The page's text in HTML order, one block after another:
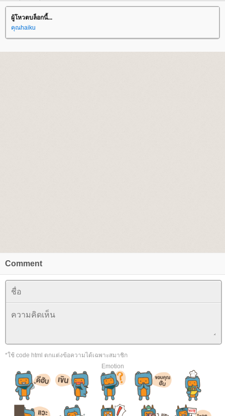
ผู้โหวตบล็อกนี้...
คุณhaiku
Comment
*ใช้ code html ตกแต่งข้อความได้เฉพาะสมาชิก
Emotion